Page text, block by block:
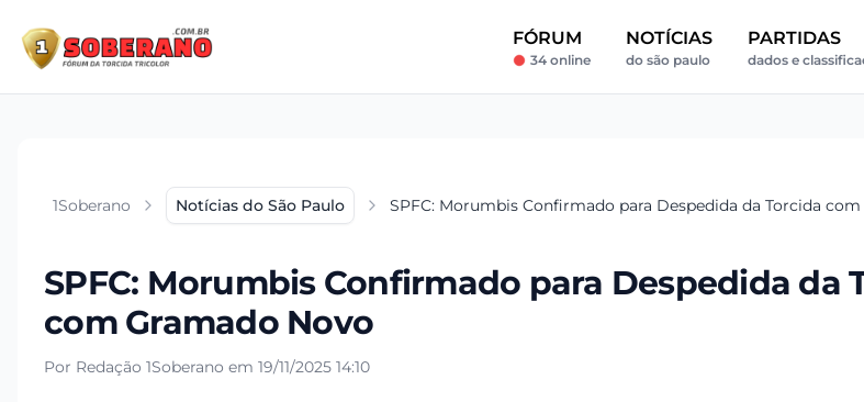
FÓRUM
34 online
NOTÍCIAS
do são paulo
PARTIDAS
dados e
1Soberano Notícias do São Paulo SPFC: Morumbis Confirmado para Despedida da Torcida
SPFC: Morumbis Confirmado para Despedida da
com Gramado Novo
Por Redação 1Soberano em 19/11/2025 14:10